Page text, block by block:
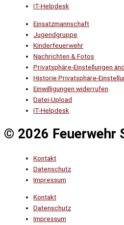
IT-Helpdesk
Einsatzmannschaft
Jugendgruppe
Kinderfeuerwehr
Nachrichten & Fotos
Privatsphäre-Einstellungen
Historie Privatsphäre-
Einwilligungen widerrufen
Datei-Upload
IT-Helpdesk
© 2026 Feuerwehr
Kontakt
Datenschutz
Impressum
Kontakt
Datenschutz
Impressum